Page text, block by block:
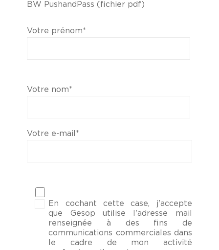
BW PushandPass (fichier pdf)
Votre prénom*
Votre nom*
Votre e-mail*
En cochant cette case, j'accepte
que Gesop utilise l'adresse mail
renseignée à des fins de
communications commerciales dans
le cadre de mon activité